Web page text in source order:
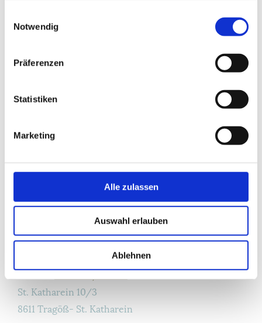
Notwendig
Präferenzen
Statistiken
Marketing
Alle zulassen
Auswahl erlauben
Ablehnen
Telefon:+43 3869/20000
St. Katharein 10/3
8611 Tragöß- St. Katharein